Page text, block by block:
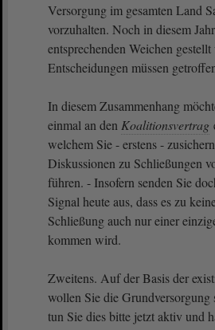
Versorgung im gesamten Land
vorzuhalten. Noch in diesem
entsprechenden Weichen
Entscheidungen müssen
In diesem Zusammenhang
einmal an den Koalitionsvertrag
welchem Sie - erstens -
Diskussionen zu Schließungen
führen. - Insofern senden Sie
Signal heute aus, dass es zu
Schließung auch nur einer
kommen wird.
Zweitens. Auf der Basis der
wollen Sie die Grundversorgung
tun Sie dies bitte jetzt aktiv und